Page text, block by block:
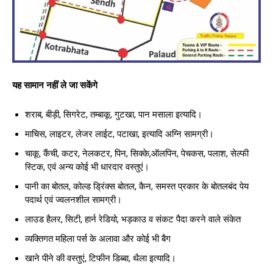
यह सामान नहीं ले जा सकेंगे
शराब, बीड़ी, सिगरेट, तम्बाकू, गुटखा, पान मसाला इत्यादि।
माचिस, लाइटर, लेजर लाईट, पटाखा, इत्यादि अग्नि सामग्री।
चाकू, कैंची, कटर, नेलकटर, पिन, सिक्के,ऑलपिन, पेचकस, पलाश, सेल्फी
स्टिक, एवं अन्य कोई भी धारदार वस्तुएं।
पानी का बोतल, कोल्ड ड्रिंक्स बोतल, कैन, समस्त प्रकार के बोतलबंद पेय
पदार्थ एवं ज्वलनशील सामग्री।
लाउड हैलर, सिटी, हार्न रेडियो, भड़काउ व संकट पैदा करने वाले संकेत
व्यक्तिगत महिला पर्स के अलावा और कोई भी बैग
खाने पीने की वस्तुएं, टिफीन डिब्बा, थैला इत्यादि।